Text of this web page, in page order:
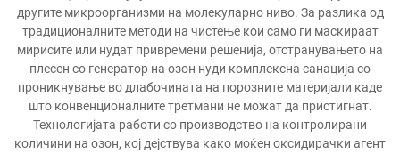
Кутии
Контактирајте Нас
другите микроорганизми на молекуларно ниво. За разлика од
традиционалните методи на чистење кои само ги маскираат
мирисите или нудат привремени решенија, отстранувањето на
плесен со генератор на озон нуди комплексна санација со
проникнување во длабочината на порозните материјали каде
што конвенционалните третмани не можат да пристигнат.
Технологијата работи со производство на контролирани
количини на озон, кој дејствува како моќен оксидирачки агент